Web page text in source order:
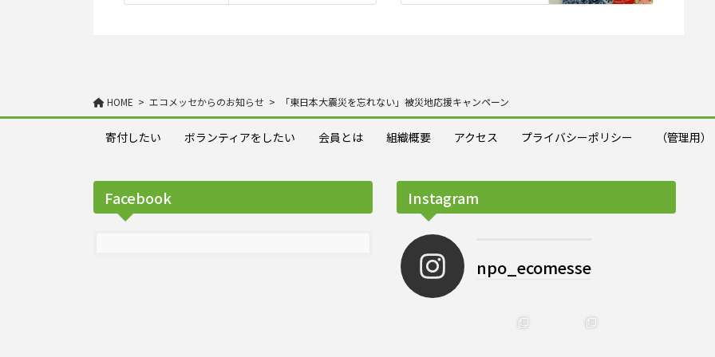
HOME エコメッセからのお知らせ 「東日本大震災を忘れない」被災地応援キャンペーン
寄付したい ボランティアをしたい 会員とは 組織概要 アクセス プライバシーポリシー （管理用）
Facebook Instagram
npo_ecomesse